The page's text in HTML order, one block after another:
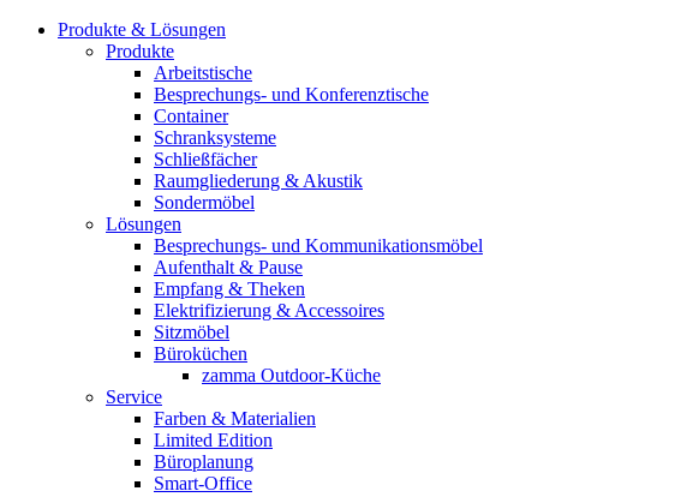
Produkte & Lösungen
Produkte
Arbeitstische
Besprechungs- und Konferenztische
Container
Schranksysteme
Schließfächer
Raumgliederung & Akustik
Sondermöbel
Lösungen
Besprechungs- und Kommunikationsmöbel
Aufenthalt & Pause
Empfang & Theken
Elektrifizierung & Accessoires
Sitzmöbel
Büroküchen
zamma Outdoor-Küche
Service
Farben & Materialien
Limited Edition
Büroplanung
Smart-Office